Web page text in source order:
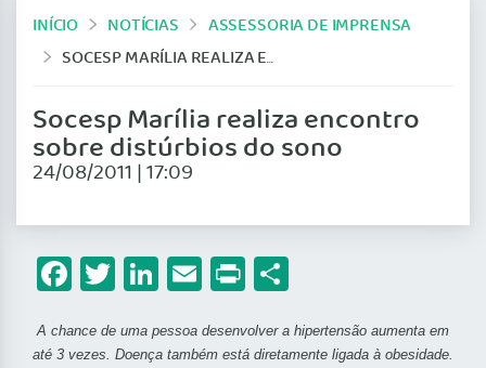
INÍCIO NOTÍCIAS
ASSESSORIA DE IMPRENSA
SOCESP MARÍLIA REALIZA ENCONTRO SOBRE DISTÚRBIOS DO SONO
Socesp Marília realiza encontro
sobre distúrbios do sono
24/08/2011 | 17:09
Facebook
Twitter
LinkedIn
Email
Print
A chance de uma pessoa desenvolver a hipertensão aumenta em
até 3 vezes. Doença também está diretamente ligada à obesidade.